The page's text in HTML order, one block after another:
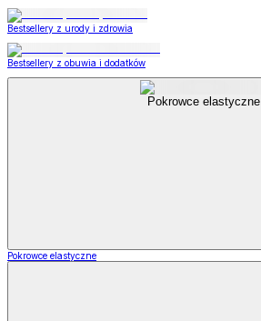
Bestsellery z urody i zdrowia
Bestsellery z obuwia i dodatków
Pokrowce elastyczne
Pokrowce elastyczne